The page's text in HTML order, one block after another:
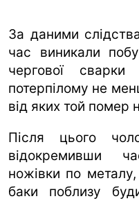
За даними
час виникали
чергової сварки
потерпілому не
від яких той помер
Після цього
відокремивши
ножівки по металу,
баки поблизу